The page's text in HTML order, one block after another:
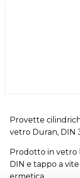
Provette
vetro Duran, DIN
Prodotto in vetro
DIN e tappo a